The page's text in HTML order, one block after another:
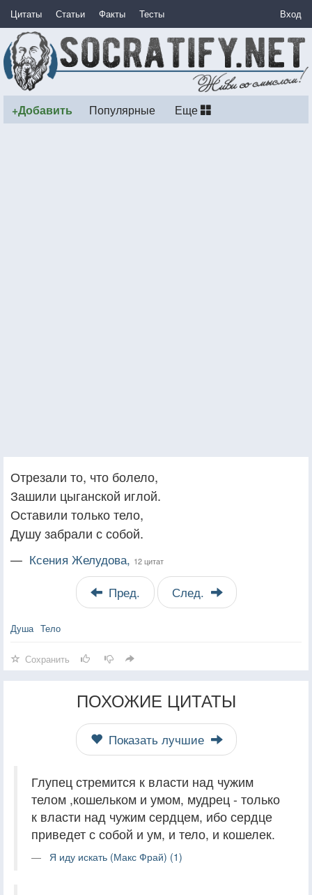
Цитаты Статьи Факты Тесты Вход
+Добавить Популярные Еще
Отрезали то, что болело,
Зашили цыганской иглой.
Оставили только тело,
Душу забрали с собой.
— Ксения Желудова, 12 цитат
Пред. След.
Душа Тело
Сохранить
ПОХОЖИЕ ЦИТАТЫ
Показать лучшие
Глупец стремится к власти над чужим
телом ,кошельком и умом, мудрец - только
к власти над чужим сердцем, ибо сердце
приведет с собой и ум, и тело, и кошелек.
Я иду искать (Макс Фрай) (1)